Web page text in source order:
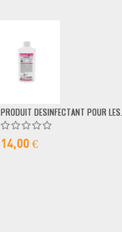
PRODUIT DESINFECTANT POUR LES...
14,00 €